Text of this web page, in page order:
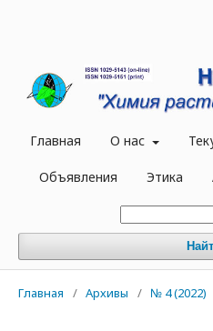
Главная О нас
Объявления Этика
Главная / Архивы / № 4 (2022)